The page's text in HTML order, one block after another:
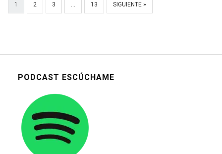
1 2 3 13 SIGUIENTE »
PODCAST ESCÚCHAME